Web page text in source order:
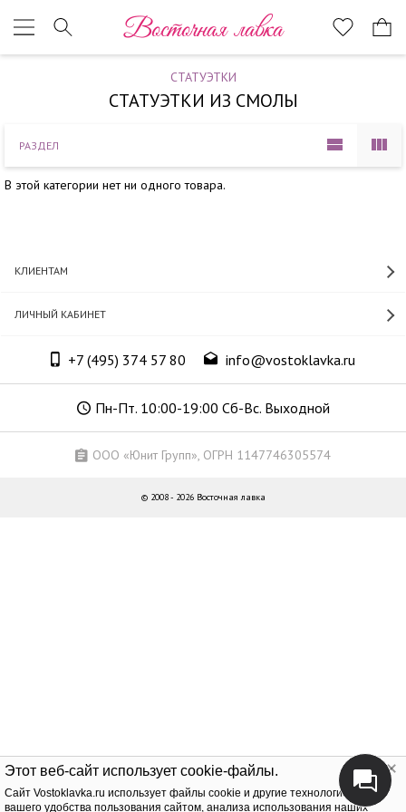
Этот веб-сайт использует cookie-файлы.
Cайт Vostoklavka.ru использует файлы cookie и другие технологии для
вашего удобства пользования сайтом, анализа использования наших
Восточная лавка
СТАТУЭТКИ
СТАТУЭТКИ ИЗ СМОЛЫ
РАЗДЕЛ
В этой категории нет ни одного товара.
КЛИЕНТАМ
ЛИЧНЫЙ КАБИНЕТ
+7 (495) 374 57 80 info@vostoklavka.ru
Пн-Пт. 10:00-19:00 Сб-Вс. Выходной
ООО «Юнит Групп», ОГРН 1147746305574
© 2008 - 2026 Восточная лавка